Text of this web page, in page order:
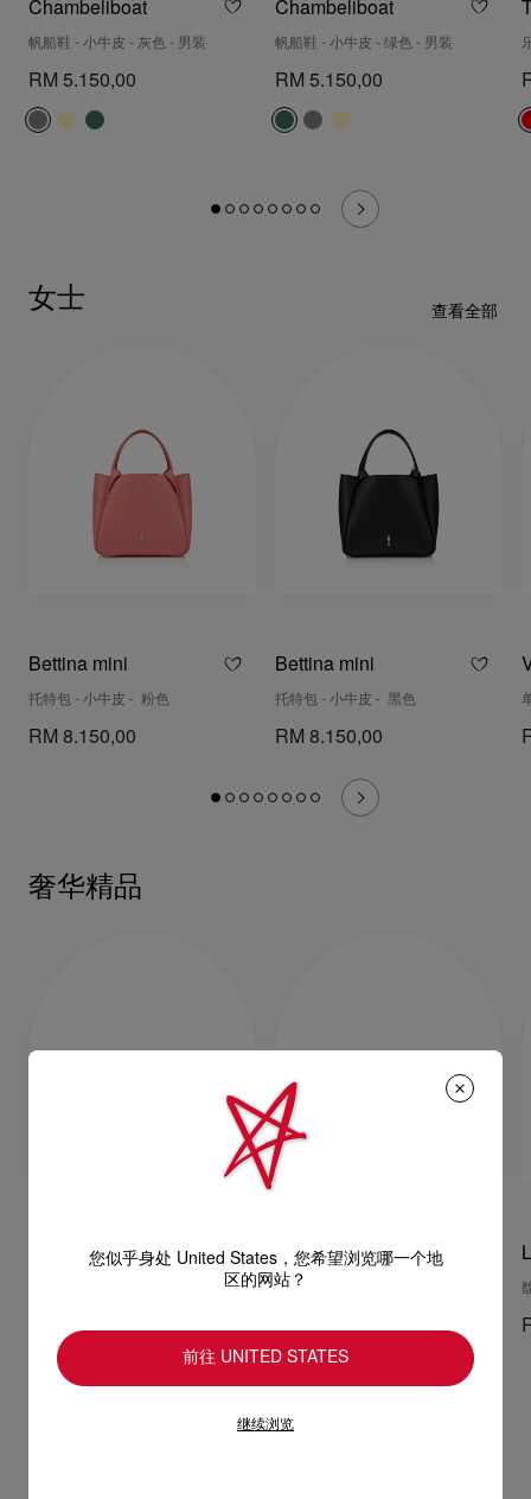
Chambeliboat
帆船鞋 - 小牛皮 - 灰色 - 男装
RM 5.150,00
Chambeliboat
帆船鞋 - 小牛皮 - 绿色 - 男装
RM 5.150,00
女士 查看全部
Bettina mini
托特包 - 小牛皮 - 粉色
RM 8.150,00
Bettina mini
托特包 - 小牛皮 - 黑色
RM 8.150,00
奢华精品
Chambeliss
RM 3.350,00
Bettina
腰带 - 小牛皮 - 粉色
RM 1.700,00
您似乎身处 United States，您希望浏览哪一个地
区的网站？
前往 UNITED STATES
继续浏览